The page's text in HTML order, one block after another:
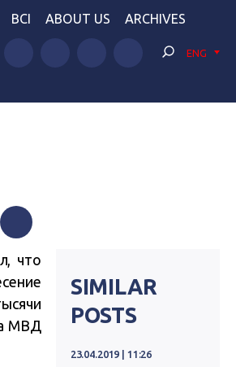
BCI ABOUT US ARCHIVES
ENG
Telegram
что
МВД
SIMILAR
POSTS
23.04.2019 | 11:26